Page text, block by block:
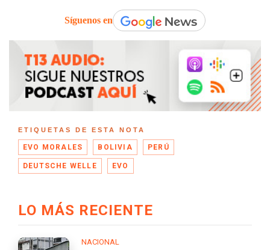
Síguenos en
ETIQUETAS DE ESTA NOTA
EVO MORALES BOLIVIA PERÚ
DEUTSCHE WELLE EVO
LO MÁS RECIENTE
NACIONAL